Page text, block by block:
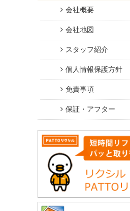
会社概要
会社地図
スタッフ紹介
個人情報保護方針
免責事項
保証・アフター